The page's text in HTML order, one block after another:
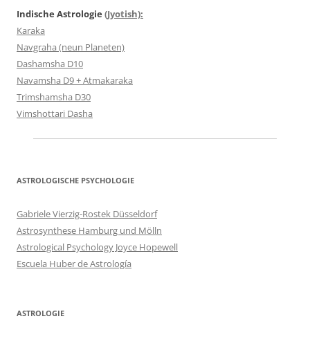
Indische Astrologie (Jyotish):
Karaka
Navgraha (neun Planeten)
Dashamsha D10
Navamsha D9 + Atmakaraka
Trimshamsha D30
Vimshottari Dasha
ASTROLOGISCHE PSYCHOLOGIE
Gabriele Vierzig-Rostek Düsseldorf
Astrosynthese Hamburg und Mölln
Astrological Psychology Joyce Hopewell
Escuela Huber de Astrología
ASTROLOGIE